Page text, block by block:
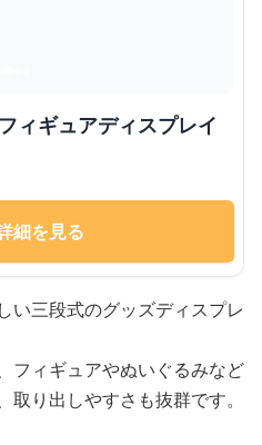
ィギュアディスプレイ
細を見る
い三段式のグッズディスプレ
フィギュアやぬいぐるみなど
り出しやすさも抜群です。